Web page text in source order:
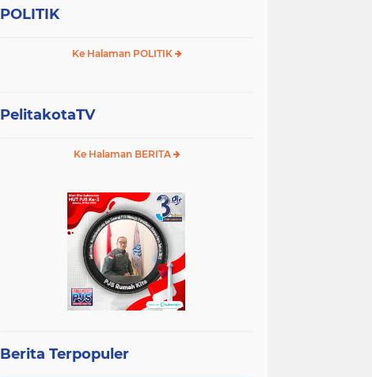
POLITIK
Ke Halaman POLITIK
PelitakotaTV
Ke Halaman BERITA
Berita Terpopuler